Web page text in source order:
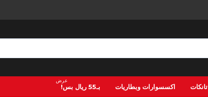
تانكات اكسسوارات وبطاريات بـ55 ريال بس!
عرض